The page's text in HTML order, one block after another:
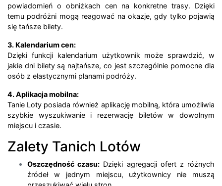
powiadomień o obniżkach cen na konkretne trasy. Dzięki
temu podróżni mogą reagować na okazje, gdy tylko pojawią
się tańsze bilety.
3. Kalendarium cen:
Dzięki funkcji kalendarium użytkownik może sprawdzić, w
jakie dni bilety są najtańsze, co jest szczególnie pomocne dla
osób z elastycznymi planami podróży.
4. Aplikacja mobilna:
Tanie Loty posiada również aplikację mobilną, która umożliwia
szybkie wyszukiwanie i rezerwację biletów w dowolnym
miejscu i czasie.
Zalety Tanich Lotów
Oszczędność czasu: Dzięki agregacji ofert z różnych
źródeł w jednym miejscu, użytkownicy nie muszą